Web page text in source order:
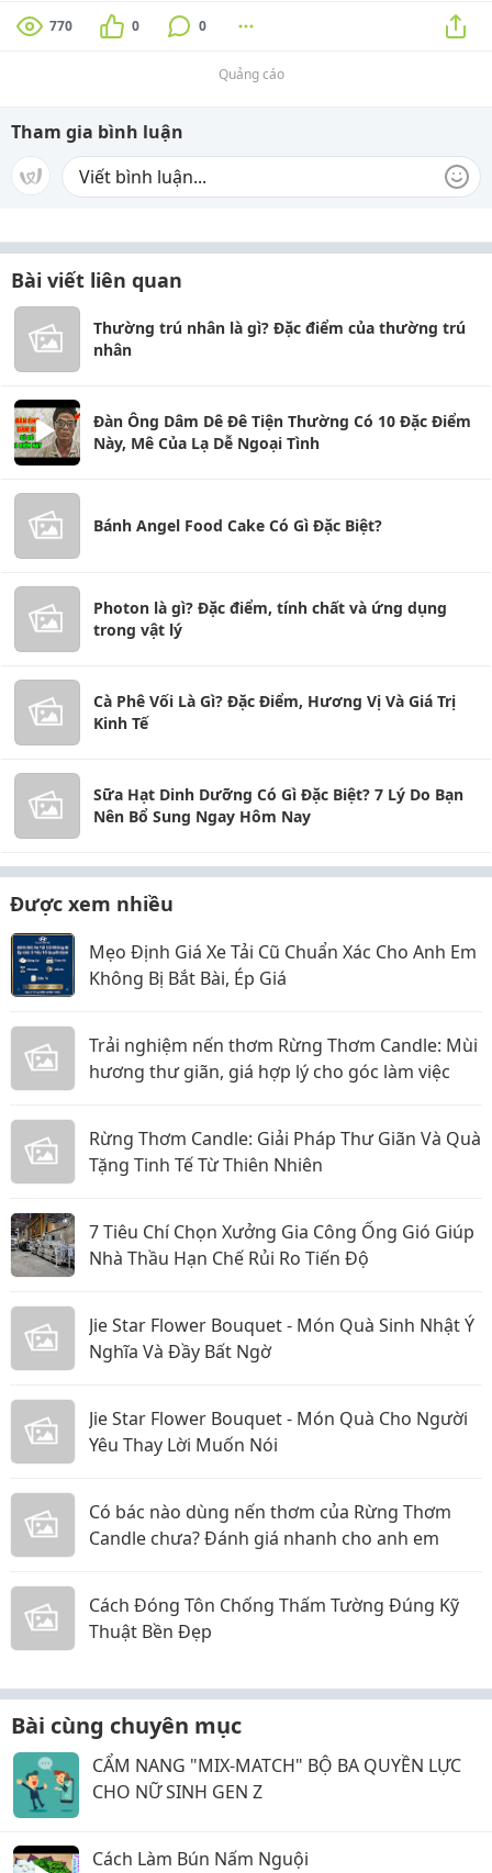
770 0 0
Quảng cáo
Tham gia bình luận
Bài viết liên quan
Thường trú nhân là gì? Đặc điểm của thường trú
nhân
Đàn Ông Dâm Dê Đê Tiện Thường Có 10 Đặc Điểm
Này, Mê Của Lạ Dễ Ngoại Tình
Bánh Angel Food Cake Có Gì Đặc Biệt?
Photon là gì? Đặc điểm, tính chất và ứng dụng
trong vật lý
Cà Phê Vối Là Gì? Đặc Điểm, Hương Vị Và Giá Trị
Kinh Tế
Sữa Hạt Dinh Dưỡng Có Gì Đặc Biệt? 7 Lý Do Bạn
Nên Bổ Sung Ngay Hôm Nay
Được xem nhiều
Mẹo Định Giá Xe Tải Cũ Chuẩn Xác Cho Anh Em
Không Bị Bắt Bài, Ép Giá
Trải nghiệm nến thơm Rừng Thơm Candle: Mùi
hương thư giãn, giá hợp lý cho góc làm việc
Rừng Thơm Candle: Giải Pháp Thư Giãn Và Quà
Tặng Tinh Tế Từ Thiên Nhiên
7 Tiêu Chí Chọn Xưởng Gia Công Ống Gió Giúp
Nhà Thầu Hạn Chế Rủi Ro Tiến Độ
Jie Star Flower Bouquet - Món Quà Sinh Nhật Ý
Nghĩa Và Đầy Bất Ngờ
Jie Star Flower Bouquet - Món Quà Cho Người
Yêu Thay Lời Muốn Nói
Có bác nào dùng nến thơm của Rừng Thơm
Candle chưa? Đánh giá nhanh cho anh em
Cách Đóng Tôn Chống Thấm Tường Đúng Kỹ
Thuật Bền Đẹp
Bài cùng chuyên mục
CẨM NANG "MIX-MATCH" BỘ BA QUYỀN LỰC
CHO NỮ SINH GEN Z
Cách Làm Bún Nấm Nguội